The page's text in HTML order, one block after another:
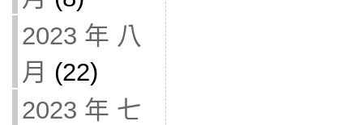
2023 年 八
月 (22)
2023 年 七